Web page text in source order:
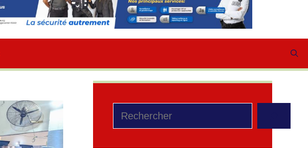
Rechercher